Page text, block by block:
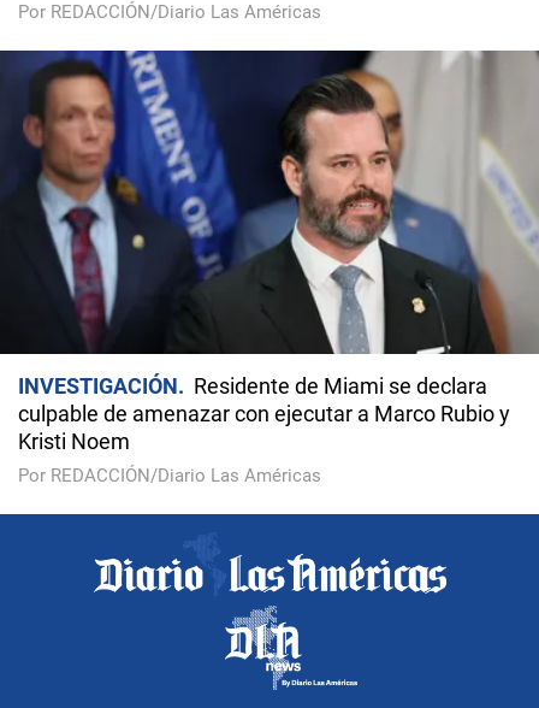
Por REDACCIÓN/Diario Las Américas
INVESTIGACIÓN
Residente de Miami se declara
culpable de amenazar con ejecutar a Marco Rubio y
Kristi Noem
Por REDACCIÓN/Diario Las Américas